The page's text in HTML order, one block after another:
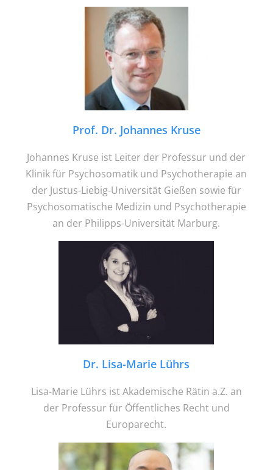
Prof. Dr. Johannes Kruse
Johannes Kruse ist Leiter der Professur und der
Klinik für Psychosomatik und Psychotherapie an
der Justus-Liebig-Universität Gießen sowie für
Psychosomatische Medizin und Psychotherapie
an der Philipps-Universität Marburg.
Dr. Lisa-Marie Lührs
Lisa-Marie Lührs ist Akademische Rätin a.Z. an
der Professur für Öffentliches Recht und
Europarecht.